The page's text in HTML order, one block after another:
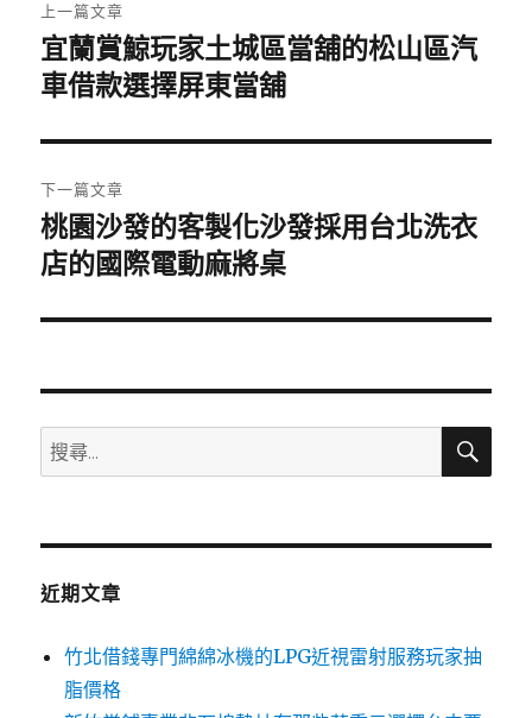
章
導
覽
上一篇文章
上
一
文
章:
宜蘭賞鯨玩家土城區當舖的松山區汽
車借款選擇屏東當舖
下一篇文章
下
一
文
桃園沙發的客製化沙發採用台北洗衣
店的國際電動麻將桌
搜
尋
鍵
搜
近期文章
竹北借錢專門綿綿冰機的LPG近視雷射服務玩家抽
脂價格